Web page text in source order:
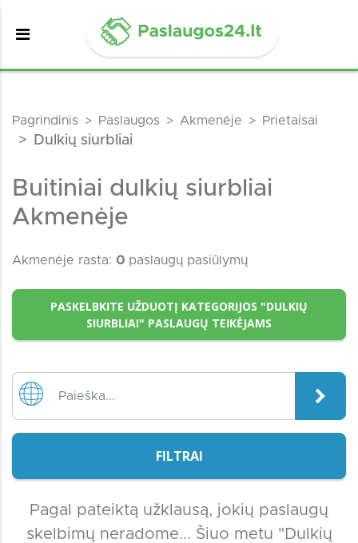
Pagrindinis Paslaugos Akmenėje Prietaisai
Dulkių siurbliai
Buitiniai dulkių siurbliai
Akmenėje
Akmenėje rasta: 0 paslaugų pasiūlymų
PASKELBKITE UŽDUOTĮ KATEGORIJOS "DULKIŲ
SIURBLIAI" PASLAUGŲ TEIKĖJAMS
FILTRAI
Pagal pateiktą užklausą, jokių paslaugų
skelbimų neradome... Šiuo metu "Dulkių